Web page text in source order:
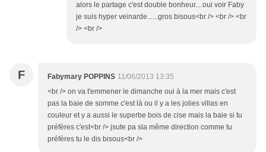
alors le partage c'est double bonheur....oui voir Faby
je suis hyper veinarde......gros bisous<br /> <br /> <br
/> <br />
F Fabymary POPPINS 11/06/2013 13:35
<br /> on va t'emmener le dimanche oui à la mer mais c'est
pas la baie de somme c'est là ou il y a les jolies villas en
couleur et y a aussi le superbe bois de cise mais la baie si tu
préfères c'est<br /> jsute pa sla même direction comme tu
préfères tu le dis bisous<br />